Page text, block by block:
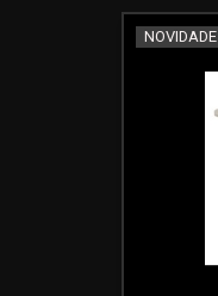
NOVIDADE